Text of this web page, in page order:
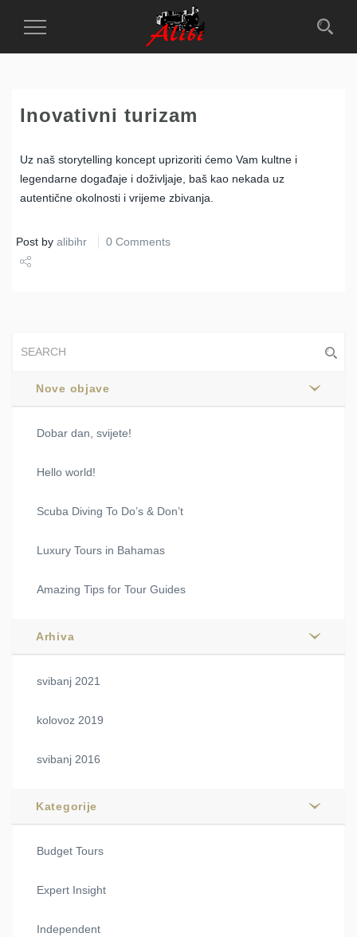
Toggle
Inovativni turizam
Uz naš storytelling koncept uprizoriti ćemo Vam kultne i
legendarne događaje i doživljaje, baš kao nekada uz
autentične okolnosti i vrijeme zbivanja.
Post by alibihr 0 Comments
Nove objave
Dobar dan, svijete!
Hello world!
Scuba Diving To Do’s & Don’t
Luxury Tours in Bahamas
Amazing Tips for Tour Guides
Arhiva
svibanj 2021
kolovoz 2019
svibanj 2016
Kategorije
Budget Tours
Expert Insight
Independent